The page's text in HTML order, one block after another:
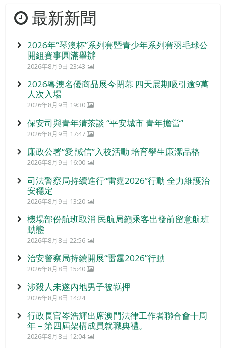
最新新聞
2026年“琴澳杯”系列賽暨青少年系列賽羽毛球公
開組賽事圓滿舉辦
2026年8月9日 23:43
2026粵澳名優商品展今閉幕 四天展期吸引逾9萬
人次入場
2026年8月9日 19:30
保安司與青年清茶談 “平安城市 青年擔當”
2026年8月9日 17:47
廉政公署“愛‧誠信”入校活動 培育學生廉潔品格
2026年8月9日 16:00
司法警察局持續進行“雷霆2026”行動 全力維護治
安穩定
2026年8月9日 13:20
機場部份航班取消 民航局籲乘客出發前留意航班
動態
2026年8月8日 22:56
治安警察局持續開展“雷霆2026”行動
2026年8月8日 15:40
涉殺人未遂內地男子被羈押
2026年8月8日 14:24
行政長官岑浩輝出席澳門法律工作者聯合會十周
年 – 第四屆架構成員就職典禮。
2026年8月8日 12:04